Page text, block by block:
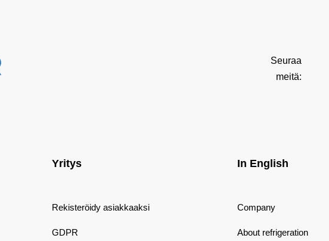
Seuraa
meitä:
Yritys
Rekisteröidy asiakkaaksi
GDPR
In English
Company
About refrigeration